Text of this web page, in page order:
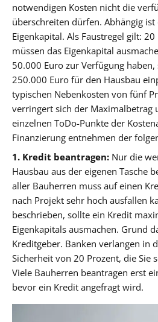
notwendigen Kosten nicht die
überschreiten dürfen. Abhängig
Eigenkapital. Als Faustregel gilt:
müssen das Eigenkapital
50.000 Euro zur Verfügung
250.000 Euro für den Hausbau
typischen Nebenkosten von fünf
verringert sich der Maximalbetrag
einzelnen ToDo-Punkte der
Finanzierung entnehmen der
1. Kredit beantragen: Nur die
Hausbau aus der eigenen Tasche
aller Bauherren muss auf einen
nach Projekt sehr hoch ausfallen
beschrieben, sollte ein Kredit
Eigenkapitals ausmachen. Grund
Kreditgeber. Banken verlangen in
Sicherheit von 20 Prozent, die Sie
Viele Bauherren beantragen erst
bevor ein Kredit angefragt wird.